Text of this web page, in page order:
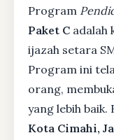
Program
Paket C adalah
ijazah setara
Program ini
orang,
yang lebih baik.
Kota Cimahi,